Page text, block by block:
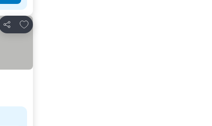
Dela
Lägg till i Mina Favoriter